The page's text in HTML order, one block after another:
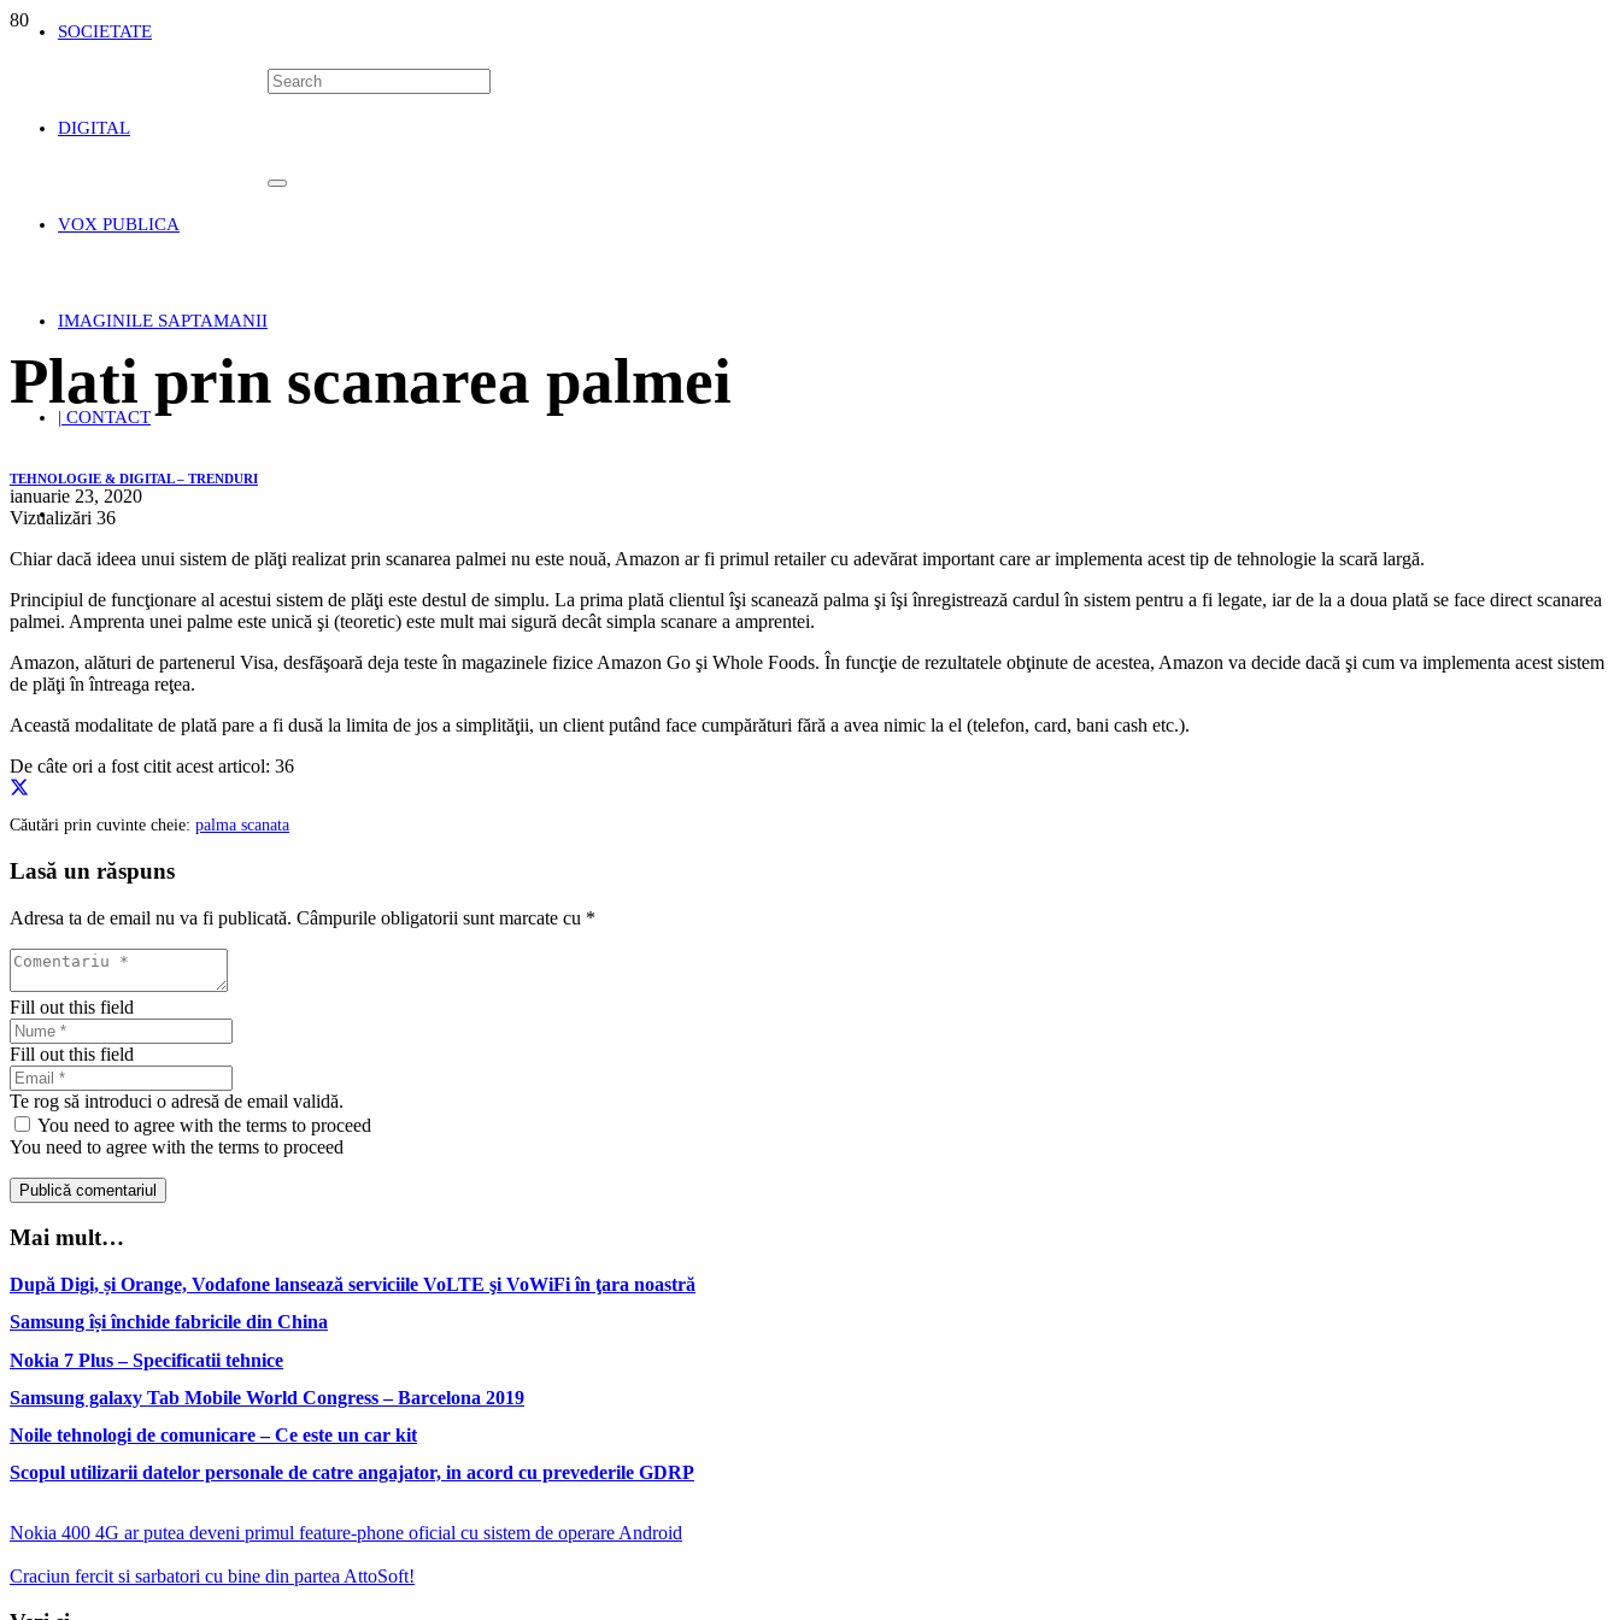
SOCIETATE
DIGITAL
VOX PUBLICA
IMAGINILE SAPTAMANII
| CONTACT
Plati prin scanarea palmei
TEHNOLOGIE & DIGITAL – TRENDURI
ianuarie 23, 2020
Vizualizări 36
Chiar dacă ideea unui sistem de plăţi realizat prin scanarea palmei nu este nouă, Amazon ar fi primul retailer cu adevărat important care ar implementa acest tip de tehnologie la scară largă.
Principiul de funcţionare al acestui sistem de plăţi este destul de simplu. La prima plată clientul îşi scanează palma şi îşi înregistrează cardul în sistem pentru a fi legate, iar de la a doua plată se face direct scanarea
palmei. Amprenta unei palme este unică şi (teoretic) este mult mai sigură decât simpla scanare a amprentei.
Amazon, alături de partenerul Visa, desfăşoară deja teste în magazinele fizice Amazon Go şi Whole Foods. În funcţie de rezultatele obţinute de acestea, Amazon va decide dacă şi cum va implementa acest sistem
de plăţi în întreaga reţea.
Această modalitate de plată pare a fi dusă la limita de jos a simplităţii, un client putând face cumpărături fără a avea nimic la el (telefon, card, bani cash etc.).
De câte ori a fost citit acest articol: 36
Căutări prin cuvinte cheie: palma scanata
Lasă un răspuns
Adresa ta de email nu va fi publicată. Câmpurile obligatorii sunt marcate cu *
Fill out this field
Fill out this field
Te rog să introduci o adresă de email validă.
You need to agree with the terms to proceed
You need to agree with the terms to proceed
Publică comentariul
Mai mult…
După Digi, și Orange, Vodafone lansează serviciile VoLTE şi VoWiFi în ţara noastră
Samsung își închide fabricile din China
Nokia 7 Plus – Specificatii tehnice
Samsung galaxy Tab Mobile World Congress – Barcelona 2019
Noile tehnologi de comunicare – Ce este un car kit
Scopul utilizarii datelor personale de catre angajator, in acord cu prevederile GDRP
Nokia 400 4G ar putea deveni primul feature-phone oficial cu sistem de operare Android
Craciun fercit si sarbatori cu bine din partea AttoSoft!